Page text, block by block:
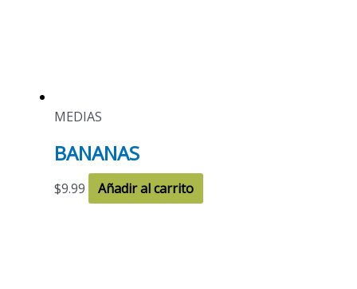
MEDIAS
BANANAS
$9.99 Añadir al carrito